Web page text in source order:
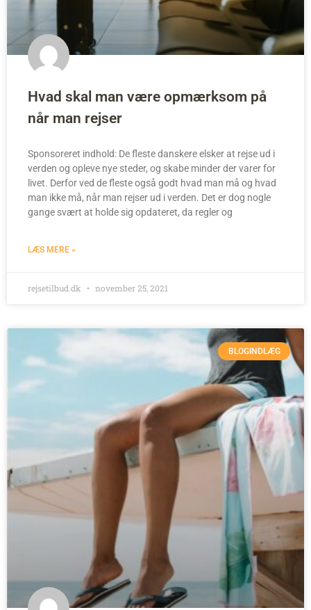
Hvad skal man være opmærksom på
når man rejser
Sponsoreret indhold: De fleste danskere elsker at rejse ud i
verden og opleve nye steder, og skabe minder der varer for
livet. Derfor ved de fleste også godt hvad man må og hvad
man ikke må, når man rejser ud i verden. Det er dog nogle
gange svært at holde sig opdateret, da regler og
LÆS MERE »
rejsetilbud.dk november 25, 2021
BLOGINDLÆG